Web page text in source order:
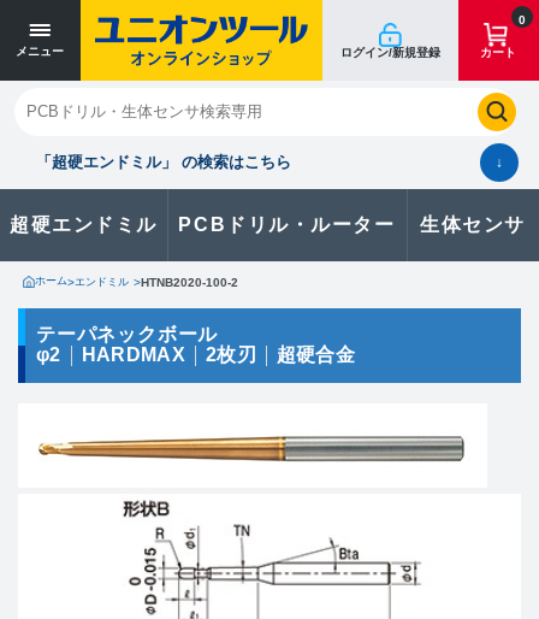
メニュー ログイン/新規登録
0
カート
「超硬エンドミル」 の検索はこちら ↓
超硬エンドミル PCBドリル・ルーター 生体センサ
閉じる
お気に入り クイックオーダー 購入履歴
製品に関するお問い合わせはこちら
カタログ一覧
ホーム>エンドミル >HTNB2020-100-2
テーパネックボール
φ2
HARDMAX 2枚刃 超硬合金
寸法単位 [mm]
寸法単位 [mm]